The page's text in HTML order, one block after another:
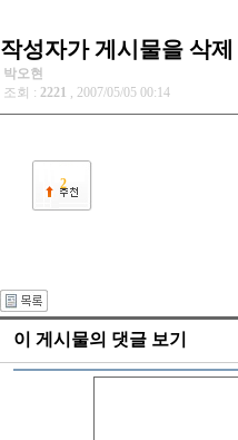
작성자가 게시물을 삭
박오현
조회 : 2221 , 2007/05/05 00:14
2
이 게시물의 댓글 보기